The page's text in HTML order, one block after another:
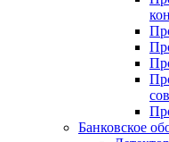
Банковское